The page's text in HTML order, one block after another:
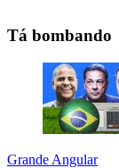
Tá bombando
Grande Angular